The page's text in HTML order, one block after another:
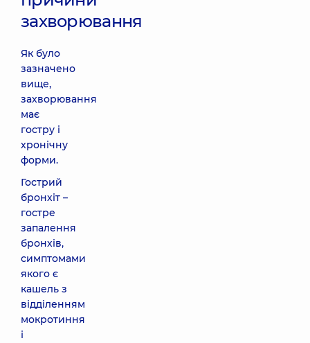
захворювання
Як було
зазначено
вище,
захворювання
має
гостру і
хронічну
форми.
Гострий
бронхіт –
гостре
запалення
бронхів,
симптомами
якого є
кашель з
відділенням
мокротиння
і